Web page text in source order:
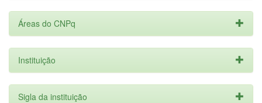
Áreas do CNPq
Instituição
Sigla da instituição